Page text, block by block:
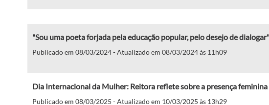
"Sou uma poeta forjada pela educação popular, pelo desejo de dialogar"
Publicado em 08/03/2024 - Atualizado em 08/03/2024 às 11h09
Dia Internacional da Mulher: Reitora reflete sobre a presença feminina
Publicado em 08/03/2025 - Atualizado em 10/03/2025 às 13h29